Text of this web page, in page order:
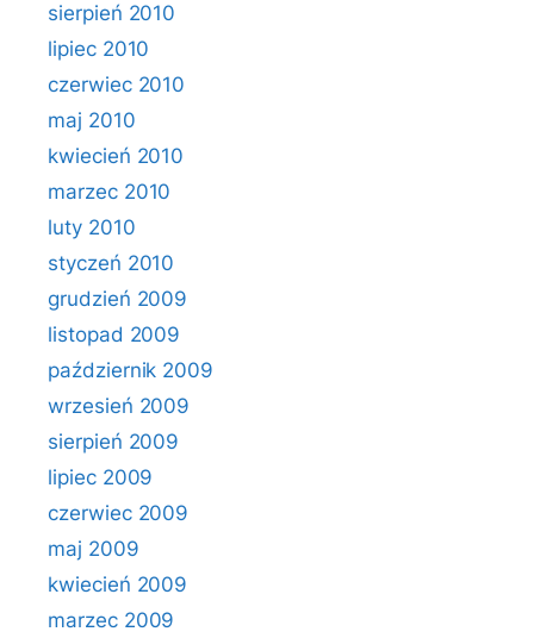
sierpień 2010
lipiec 2010
czerwiec 2010
maj 2010
kwiecień 2010
marzec 2010
luty 2010
styczeń 2010
grudzień 2009
listopad 2009
październik 2009
wrzesień 2009
sierpień 2009
lipiec 2009
czerwiec 2009
maj 2009
kwiecień 2009
marzec 2009